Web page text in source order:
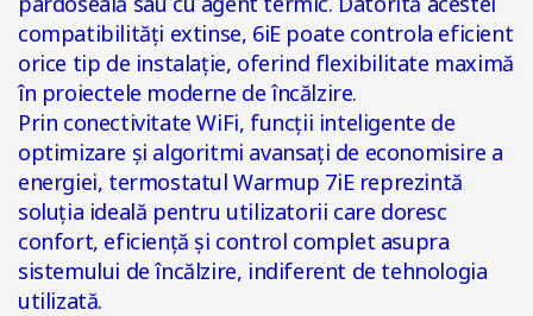
compatibilități extinse, 6iE poate controla eficient
orice tip de instalație, oferind flexibilitate maximă
în proiectele moderne de încălzire.
Prin conectivitate WiFi, funcții inteligente de
optimizare și algoritmi avansați de economisire a
energiei, termostatul Warmup 7iE reprezintă
soluția ideală pentru utilizatorii care doresc
confort, eficiență și control complet asupra
sistemului de încălzire, indiferent de tehnologia
utilizată.